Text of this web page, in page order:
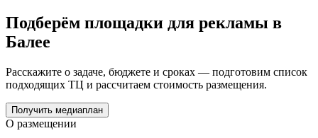
Подберём площадки для рекламы в
Балее
Расскажите о задаче, бюджете и сроках — подготовим список
подходящих ТЦ и рассчитаем стоимость размещения.
Получить медиаплан
О размещении